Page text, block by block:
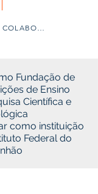
Fundação de
de Ensino
Científica e
como instituição
Federal do